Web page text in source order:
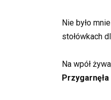
Nie było
stołówkach
Na wpół